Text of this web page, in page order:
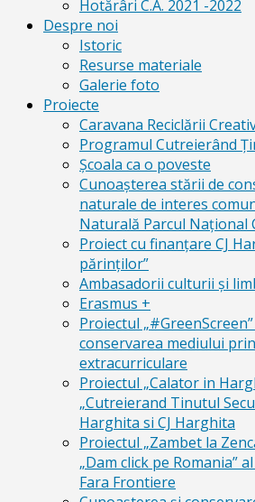
Hotărâri C.A. 2021 -2022
Despre noi
Istoric
Resurse materiale
Galerie foto
Proiecte
Caravana Reciclării
Programul Cutreierând
Școala ca o poveste
Cunoaşterea stării de
naturale de interes
Naturală Parcul Naţional
Proiect cu finanţare CJ
părinţilor”
Ambasadorii culturii și
Erasmus +
Proiectul
conservarea mediului
extracurriculare
Proiectul „Calator in
„Cutreierand Tinutul
Harghita si CJ Harghita
Proiectul „Zambet la
„Dam click pe Romania”
Fara Frontiere